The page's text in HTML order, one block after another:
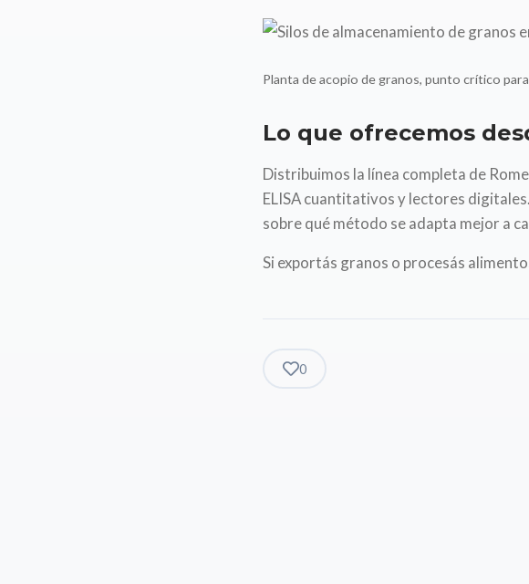
Planta de acopio de granos, punto crítico
Lo que ofrecemos
Distribuimos la línea completa de
ELISA cuantitativos y lectores
sobre qué método se adapta mejor a
Si exportás granos o procesás
0